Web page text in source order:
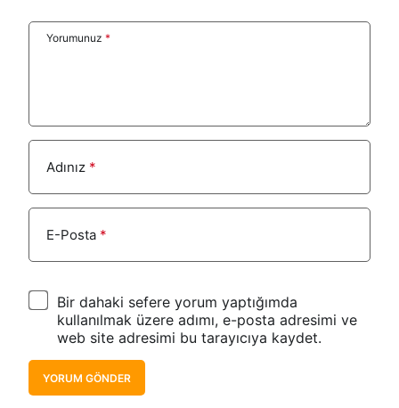
Yorumunuz *
Adınız *
E-Posta *
Bir dahaki sefere yorum yaptığımda
kullanılmak üzere adımı, e-posta adresimi ve
web site adresimi bu tarayıcıya kaydet.
YORUM GÖNDER